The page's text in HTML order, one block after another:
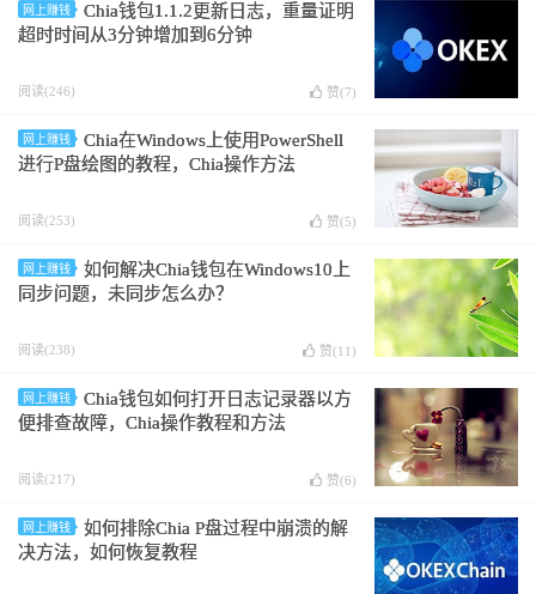
网上赚钱
Chia钱包1.1.2更新日志，重量证明
超时时间从3分钟增加到6分钟
阅读(246) 赞(7)
网上赚钱
Chia在Windows上使用PowerShell
进行P盘绘图的教程，Chia操作方法
阅读(253) 赞(5)
网上赚钱
如何解决Chia钱包在Windows10上
同步问题，未同步怎么办？
阅读(238) 赞(11 )
网上赚钱
Chia钱包如何打开日志记录器以方
便排查故障，Chia操作教程和方法
阅读(217) 赞(6)
网上赚钱
如何排除Chia P盘过程中崩溃的解
决方法，如何恢复教程